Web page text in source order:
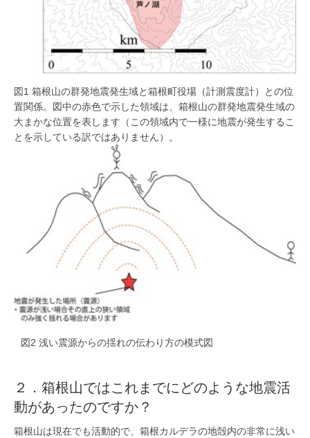
図1 箱根山の群発地震発生域と箱根町役場（計測震度計）との位
置関係。図中の赤色で示した領域は、箱根山の群発地震発生域の
大まかな位置を表します（この領域内で一様に地震が発生するこ
とを示している訳ではありません）。
図2 浅い震源からの揺れの伝わり方の模式図
２．箱根山ではこれまでにどのような地震活
動があったのですか？
箱根山は現在でも活動的で、箱根カルデラの地殻内の非常に浅い